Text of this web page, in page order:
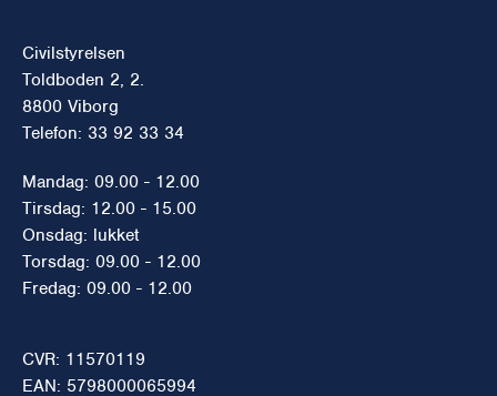
Civilstyrelsen
Toldboden 2, 2.
8800 Viborg
Telefon: 33 92 33 34
Mandag: 09.00 - 12.00
Tirsdag: 12.00 - 15.00
Onsdag: lukket
Torsdag: 09.00 - 12.00
Fredag: 09.00 - 12.00
CVR: 11570119
EAN: 5798000065994